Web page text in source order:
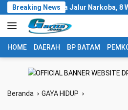
Langsung
ke
konten
Breaking News
Jalur Narkoba, 8 WNA
HOME DAERAH BP BATAM
Beranda GAYA HIDUP